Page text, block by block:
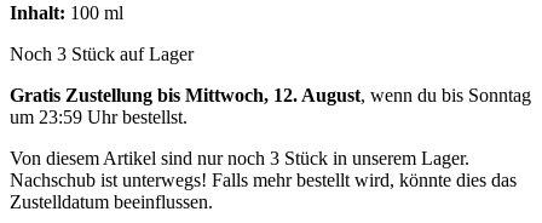
Inhalt: 100 ml
Noch 3 Stück auf Lager
Gratis Zustellung bis Mittwoch, 12. August, wenn du bis Sonntag
um 23:59 Uhrbestellst.
Von diesem Artikel sind nur noch 3 Stück in unserem Lager.
Nachschub ist unterwegs! Falls mehr bestellt wird, könnte dies das
Zustelldatum beeinflussen.